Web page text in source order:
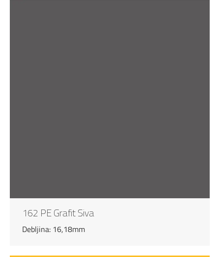
162 PE Grafit Siva
Debljina: 16,18mm